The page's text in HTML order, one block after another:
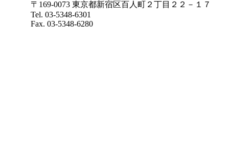
〒169-0073 東京都新宿区百人町２丁目２２－１７
Tel. 03-5348-6301
Fax. 03-5348-6280